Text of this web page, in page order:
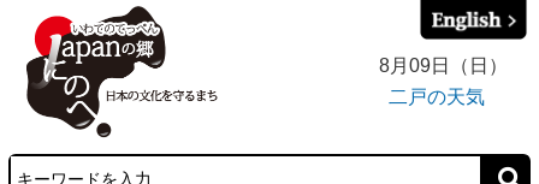
8月09日（日）
二戸の天気